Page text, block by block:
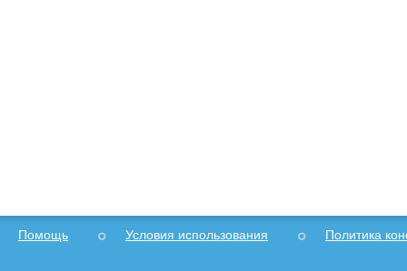
Помощь Условия использования Политика